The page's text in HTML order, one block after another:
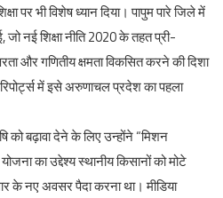
पर भी विशेष ध्यान दिया। पापुम पारे जिले में
नई शिक्षा नीति 2020 के तहत प्री-
और गणितीय क्षमता विकसित करने की दिशा
रिपोर्ट्स में इसे अरुणाचल प्रदेश का पहला
को बढ़ावा देने के लिए उन्होंने “मिशन
का उद्देश्य स्थानीय किसानों को मोटे
के नए अवसर पैदा करना था। मीडिया